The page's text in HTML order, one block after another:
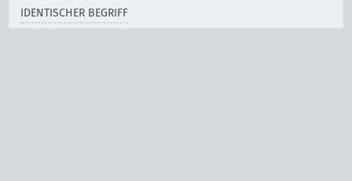
IDENTISCHER BEGRIFF